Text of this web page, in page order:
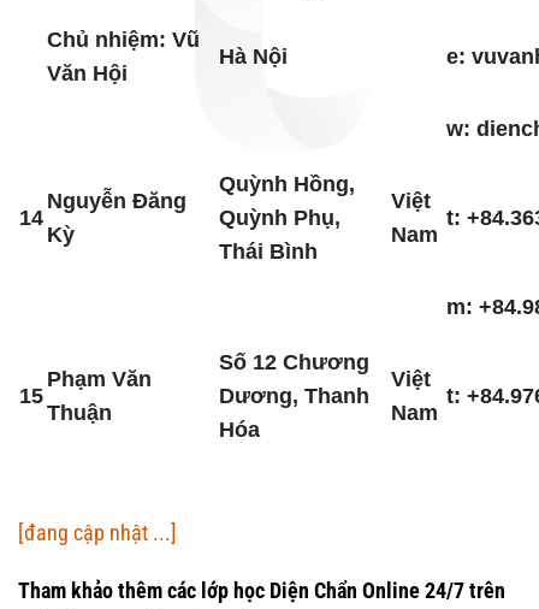
Chủ nhiệm: Vũ
Văn Hội
Hà Nội e:
w:
14
Nguyễn Đăng
Kỳ
Quỳnh Hồng,
Quỳnh Phụ,
Thái Bình
Việt
Nam
t:
m:
15
Phạm Văn
Thuận
Số 12 Chương
Dương, Thanh
Hóa
Việt
Nam
t:
[đang cập nhật ...]
Tham khảo thêm các lớp học Diện Chẩn Online 24/7 trên